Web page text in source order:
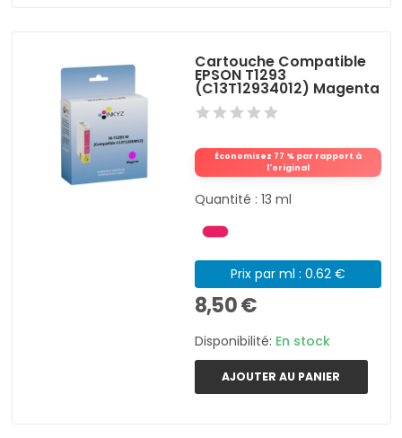
Cartouche Compatible
EPSON T1293
(C13T12934012) Magenta
Économisez 77 % par rapport à
l'original
Quantité : 13 ml
Prix par ml : 0.62 €
8,50 €
Disponibilité: En stock
AJOUTER AU PANIER